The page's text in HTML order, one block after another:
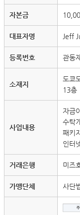
자본금
대표자명 Jeff
등록번호 관동
소재지
도쿄
13층
사업내용
자금
수탁
패키
인터
거래은행 미즈
가맹단체 사단